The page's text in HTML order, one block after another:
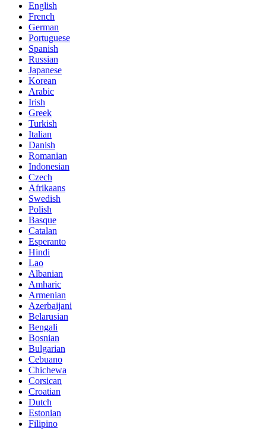
English
French
German
Portuguese
Spanish
Russian
Japanese
Korean
Arabic
Irish
Greek
Turkish
Italian
Danish
Romanian
Indonesian
Czech
Afrikaans
Swedish
Polish
Basque
Catalan
Esperanto
Hindi
Lao
Albanian
Amharic
Armenian
Azerbaijani
Belarusian
Bengali
Bosnian
Bulgarian
Cebuano
Chichewa
Corsican
Croatian
Dutch
Estonian
Filipino